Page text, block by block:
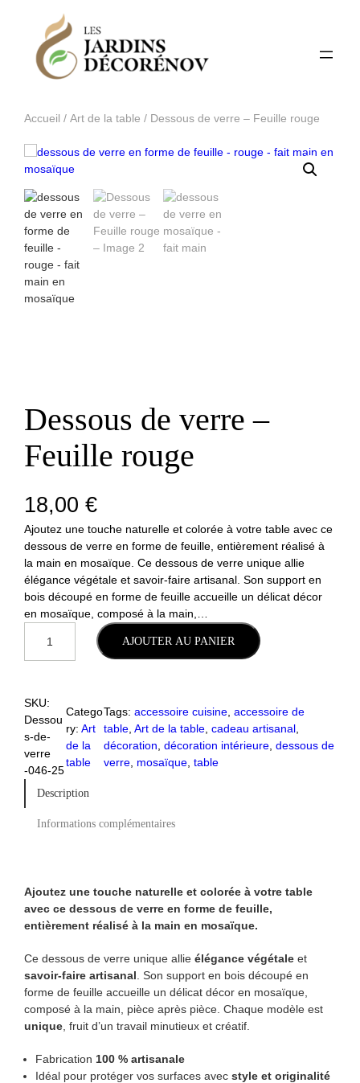
Accueil / Art de la table / Dessous de verre – Feuille rouge
Dessous de verre –
Feuille rouge
18,00 €
Ajoutez une touche naturelle et colorée à votre table avec ce
dessous de verre en forme de feuille, entièrement réalisé à
la main en mosaïque. Ce dessous de verre unique allie
élégance végétale et savoir-faire artisanal. Son support en
bois découpé en forme de feuille accueille un délicat décor
en mosaïque, composé à la main,…
DESSOUS
–
FEUILLE
ROUGE
AJOUTER AU PANIER
SKU:
Dessou
s-de-
verre
-046-25
Catego
ry: Art
de la
table
Tags:accessoire cuisine , accessoire de
table , Art de la table , cadeau artisanal
décoration , décoration intérieure , dessous de
verre mosaïque , table
Description
Informations complémentaires
Ajoutez une touche naturelle et colorée à votre table
avec ce dessous de verre en forme de feuille,
entièrement réalisé à la main en mosaïque.
Ce dessous de verre unique allie élégance végétale et
savoir-faire artisanal . Son support en bois découpé en
forme de feuille accueille un délicat décor en mosaïque,
composé à la main, pièce après pièce. Chaque modèle est
unique , fruit d’un travail minutieux et créatif.
Fabrication 100 % artisanale
Idéal pour protéger vos surfaces avecstyle et originalité